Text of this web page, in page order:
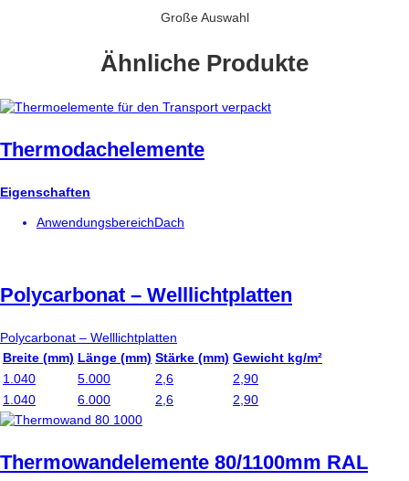
Große Auswahl
Ähnliche Produkte
Thermodachelemente
Eigenschaften
AnwendungsbereichDach
Polycarbonat – Welllichtplatten
Polycarbonat – Welllichtplatten
Breite (mm) Länge (mm) Stärke (mm) Gewicht kg/m²
1.040
5.000 2,6
2,90
1.040
6.000 2,6 2,90
Thermowandelemente 80/1100mm RAL